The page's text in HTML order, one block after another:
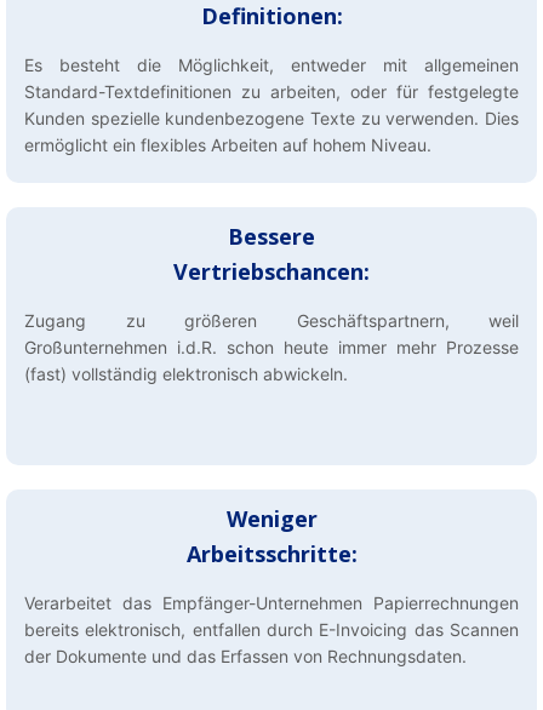
Definitionen:
Es besteht die Möglichkeit, entweder mit allgemeinen
Standard-Textdefinitionen zu arbeiten, oder für festgelegte
Kunden spezielle kundenbezogene Texte zu verwenden. Dies
ermöglicht ein flexibles Arbeiten auf hohem Niveau.
Bessere
Vertriebschancen:
Zugang zu größeren Geschäftspartnern, weil
Großunternehmen i.d.R. schon heute immer mehr Prozesse
(fast) vollständig elektronisch abwickeln.
Weniger
Arbeitsschritte:
Verarbeitet das Empfänger-Unternehmen Papierrechnungen
bereits elektronisch, entfallen durch E-Invoicing das Scannen
der Dokumente und das Erfassen von Rechnungsdaten.